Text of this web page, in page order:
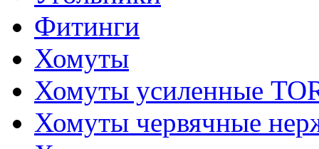
Фитинги
Хомуты
Хомуты усиленные
Хомуты червячные